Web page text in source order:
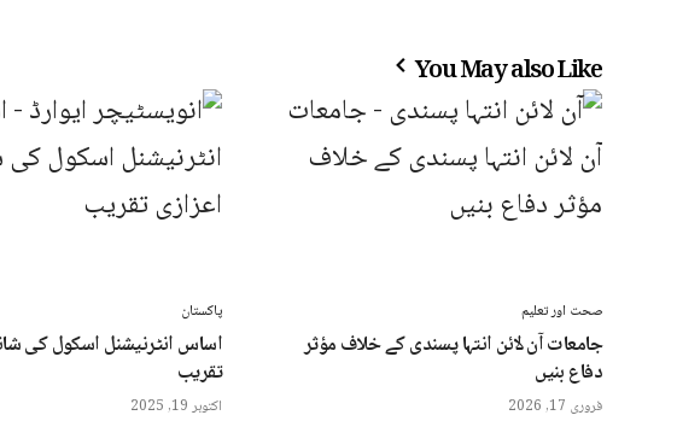
You May also Like
صحت اور تعلیم
جامعات آن لائن انتہا پسندی کے خلاف مؤثر
دفاع بنیں
فروری 17, 2026
پاکستان
اساس انٹرنیشنل اسکول کی
تقریب
اکتوبر 19, 2025